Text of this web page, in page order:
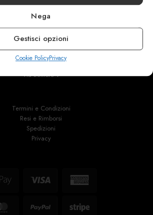
Nega
Gestisci opzioni
Cookie PolicyPrivacy
info@calzaturebelfiore.com
MI 20145 • Milano
Via Belfiore 9
Termini e Condizioni
Resi e Rimborsi
Spedizioni
Privacy
Apple
Visa
American